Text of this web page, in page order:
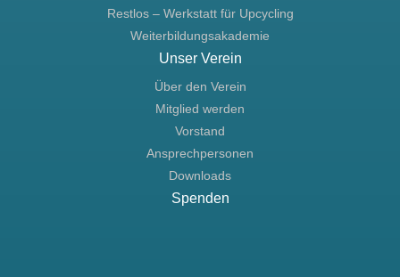
Restlos – Werkstatt für Upcycling
Weiterbildungsakademie
Unser Verein
Über den Verein
Mitglied werden
Vorstand
Ansprechpersonen
Downloads
Spenden